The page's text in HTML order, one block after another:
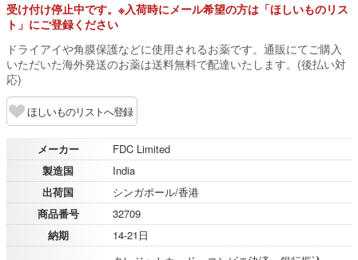
受け付け停止中です。※入荷時にメール希望の方は「ほしいものリス
ト」にご登録ください
ドライアイや角膜保護などに使用されるお薬です。通販にてご購入
いただいた海外発送のお薬は送料無料で配達いたします。(後払い対
応)
ほしいものリストへ登録
メーカー
FDC Limited
製造国
India
出荷国
シンガポール/香港
商品番号
32709
納期
14-21日